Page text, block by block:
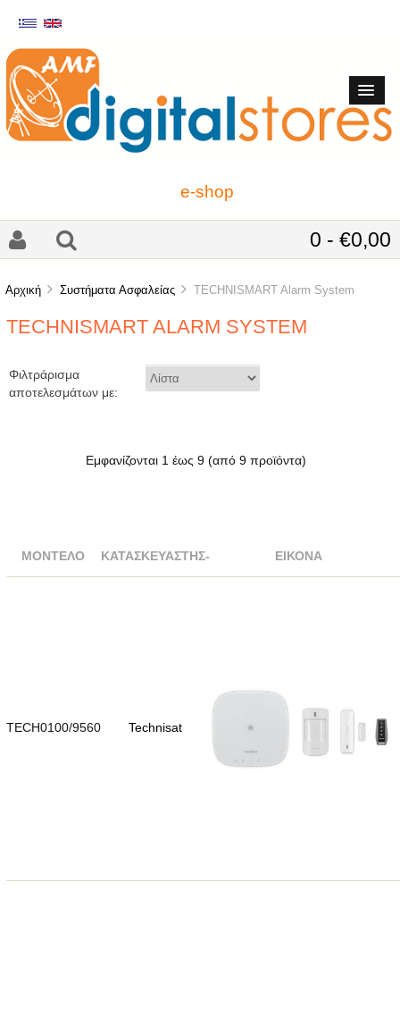
e-shop
0 - €0,00
Αρχική Συστήματα Ασφαλείας TECHNISMART Alarm System
TECHNISMART ALARM SYSTEM
Φιλτράρισμα
αποτελεσμάτων με:
Εμφανίζονται 1 έως9 (από9 προϊόντα)
ΜΟΝΤΈΛΟ ΚΑΤΑΣΚΕΥΑΣΤΉΣ- ΕΙΚΌΝΑ
TECH0100/9560 Technisat